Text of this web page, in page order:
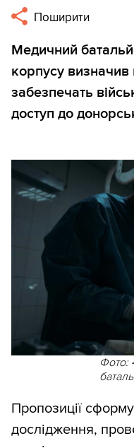
Поширити
Медичний
корпусу визначив
забезпечать
доступ до
Фото:
Пропозиції
дослідження,